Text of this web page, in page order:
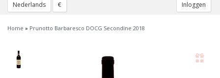
Nederlands € Inloggen
Home » Prunotto Barbaresco DOCG Secondine 2018